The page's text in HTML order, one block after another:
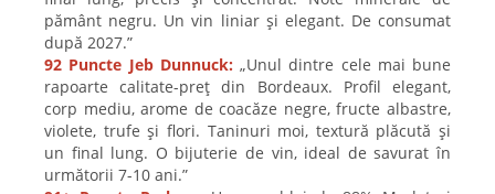
pământ negru. Un vin liniar și elegant. De consumat
după 2027.”
92 Puncte Jeb Dunnuck:„Unul dintre cele mai bune
rapoarte calitate-preț din Bordeaux. Profil elegant,
corp mediu, arome de coacăze negre, fructe albastre,
violete, trufe și flori. Taninuri moi, textură plăcută și
un final lung. O bijuterie de vin, ideal de savurat în
următorii 7-10 ani.”